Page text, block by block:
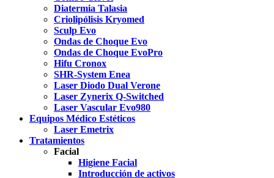
Diatermia Talasia
Criolipólisis Kryomed
Sculp Evo
Ondas de Choque Evo
Ondas de Choque EvoPro
Hifu Cronox
SHR-System Enea
Laser Diodo Dual Verone
Laser Zynerix Q-Switched
Laser Vascular Evo980
Equipos Médico Estéticos
Laser Emetrix
Tratamientos
Facial
Higiene Facial
Introducción de activos